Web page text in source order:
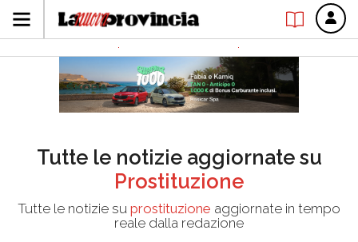
Tutte le notizie aggiornate su
Prostituzione
Tutte le notizie su prostituzione aggiornate in tempo
reale dalla redazione